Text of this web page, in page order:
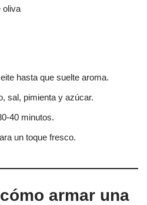
oliva
hasta que suelte aroma.
sal, pimienta y azúcar.
40 minutos.
un toque fresco.
armar una